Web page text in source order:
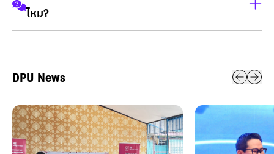
สมเด็จพระปิ่นเกล้า
ศรีธัญญา
ศูนย์บริการสาธารณสุข 53
โรงพยาบาลชุมชน จังหวัดสุพรรณบุรี ฯลฯ
การเรียนพยาบาลต้องใช้ความตั้งใจสูง เพราะเป็นวิชาชีพที่ดูแล
ชีวิตผู้อื่น แต่ทางหลักสูตรมีระบบสนับสนุนทั้งด้านวิชาการและ
ไหม?
วิชาชีพพยาบาลได้ตามมาตรฐาน
DPU News